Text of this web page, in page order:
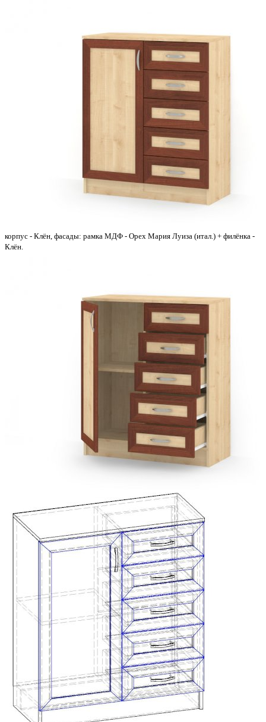
корпус - Клён, фасады: рамка МДФ - Орех Мария Луиза (итал.) + филёнка -
Клён.